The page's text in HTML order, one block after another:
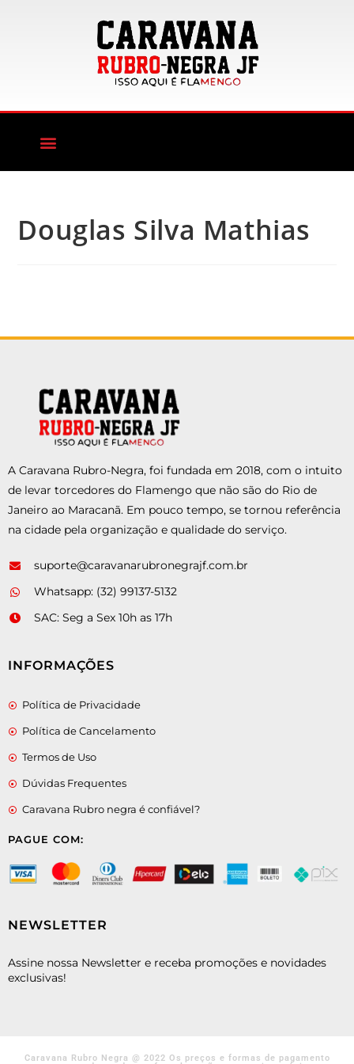
Douglas Silva Mathias
A Caravana Rubro-Negra, foi fundada em 2018, com o intuito
de levar torcedores do Flamengo que não são do Rio de
Janeiro ao Maracanã. Em pouco tempo, se tornou referência
na cidade pela organização e qualidade do serviço.
suporte@caravanarubronegrajf.com.br
Whatsapp: (32) 99137-5132
SAC: Seg a Sex 10h as 17h
INFORMAÇÕES
Política de Privacidade
Política de Cancelamento
Termos de Uso
Dúvidas Frequentes
Caravana Rubro negra é confiável?
PAGUE COM:
NEWSLETTER
Assine nossa Newsletter e receba promoções e novidades
exclusivas!
Caravana Rubro Negra @ 2022 Os preços e formas de pagamento